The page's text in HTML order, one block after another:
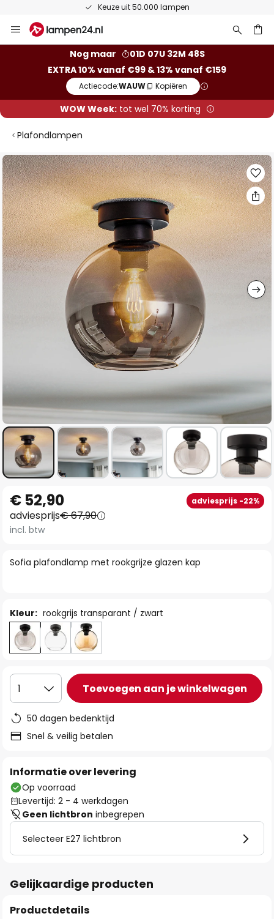
Keuze uit 50.000 lampen
naar
Nog maar
01D 07U 32M 48S
EXTRA 10% vanaf €99 & 13% vanaf €159
Actiecode:WAUW Kopiëren
WOW Week:tot wel 70% korting
Plafondlampen
Ga
naar
het
einde
van
de
afbeeldingen-
gallerij
naar
het
begin
de
Sofia plafondlamp met rookgrijze glazen kap
€ 52,90 adviesprijs -22%
adviesprijs€ 67,90
incl. btw
Kleur: rookgrijs transparant / zwart
1 Toevoegen aan je winkelwagen
50 dagen bedenktijd
Snel & veilig betalen
Informatie over levering
Op voorraad
Levertijd: 2 - 4 werkdagen
Geen lichtbron inbegrepen
Selecteer E27 lichtbron
Gelijkaardige producten
Productdetails